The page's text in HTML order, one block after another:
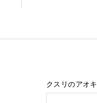
クスリのアオ